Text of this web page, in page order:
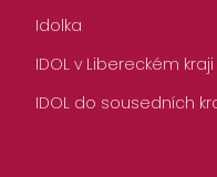
Idolka
IDOL v Libereckém kraji
IDOL do sousedních